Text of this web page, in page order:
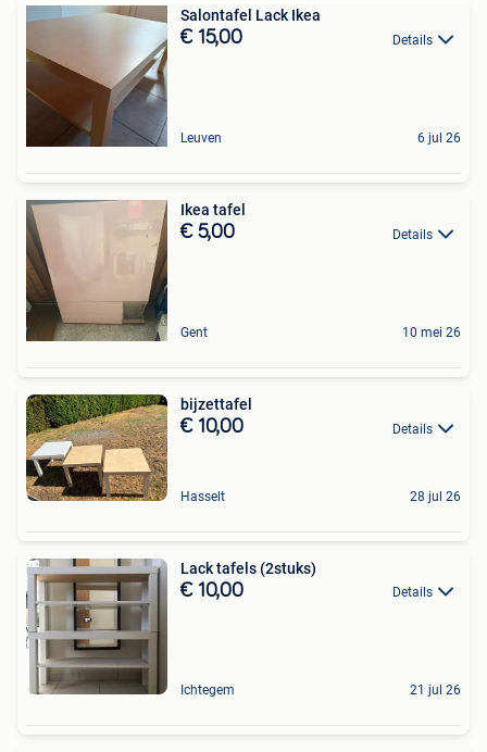
Salontafel Lack Ikea
€ 15,00 Details
Leuven 6 jul 26
Ikea tafel
€ 5,00 Details
Gent 10 mei 26
bijzettafel
€ 10,00 Details
Hasselt 28 jul 26
Lack tafels (2stuks)
€ 10,00 Details
Ichtegem 21 jul 26